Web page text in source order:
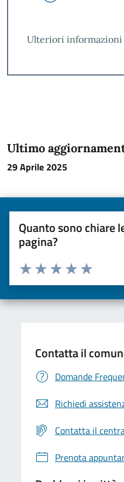
Ulteriori informazioni
Ultimo
29 Aprile 2025
Quanto sono chiare
pagina?
Valuta da 1 a 5 stelle la pagina
Valuta 5
Valuta 4 stelle
Valuta 3 stelle su
Valuta 2 stelle su 5
Valuta una stella su 5
Contatta il
Domande
Richiedi
Contatta il
Prenota